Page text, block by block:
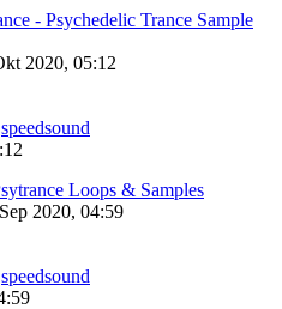
- Psychedelic Trance Sample
2020, 05:12
speedsound
Loops & Samples
2020, 04:59
speedsound